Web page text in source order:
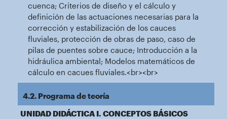
cuenca; Criterios de diseño y el cálculo y
definición de las actuaciones necesarias para la
corrección y estabilización de los cauces
fluviales, protección de obras de paso, caso de
pilas de puentes sobre cauce; Introducción a la
hidráulica ambiental; Modelos matemáticos de
cálculo en cacues fluviales.<br><br>
4.2. Programa de teoría
UNIDAD DIDÁCTICA I. CONCEPTOS BÁSICOS